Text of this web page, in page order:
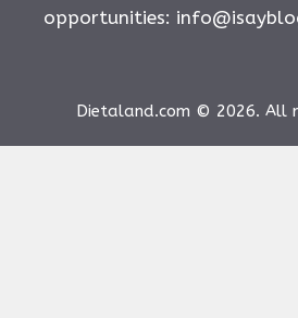
opportunities:
Dietaland.com © 2026. All